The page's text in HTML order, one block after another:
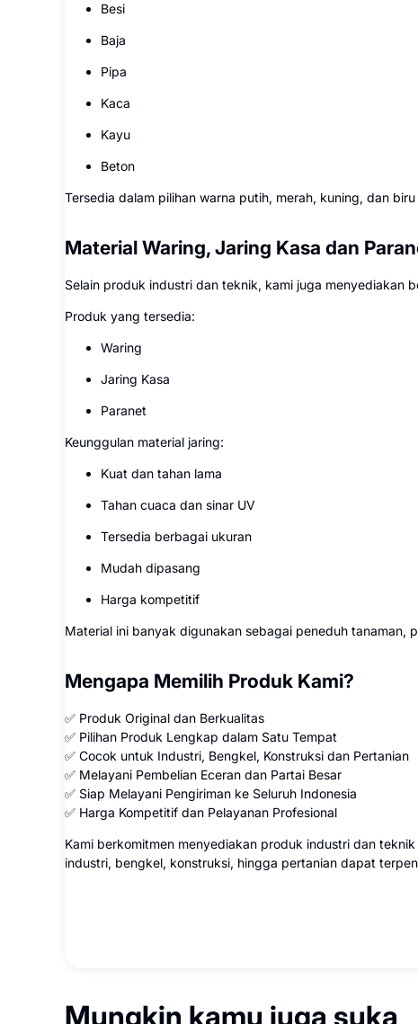
Besi
Baja
Pipa
Kaca
Kayu
Beton
Tersedia dalam pilihan warna putih, merah, kuning, dan
Material Waring, Jaring Kasa dan
Selain produk industri dan teknik, kami juga menyediakan
Produk yang tersedia:
Waring
Jaring Kasa
Paranet
Keunggulan material jaring:
Kuat dan tahan lama
Tahan cuaca dan sinar UV
Tersedia berbagai ukuran
Mudah dipasang
Harga kompetitif
Material ini banyak digunakan sebagai peneduh tanaman,
Mengapa Memilih Produk Kami?
✅ Produk Original dan Berkualitas
✅ Pilihan Produk Lengkap dalam Satu Tempat
✅ Cocok untuk Industri, Bengkel, Konstruksi dan Pertanian
✅ Melayani Pembelian Eceran dan Partai Besar
✅ Siap Melayani Pengiriman ke Seluruh Indonesia
✅ Harga Kompetitif dan Pelayanan Profesional
Kami berkomitmen menyediakan produk industri dan
industri, bengkel, konstruksi, hingga pertanian dapat
Mungkin kamu juga suka